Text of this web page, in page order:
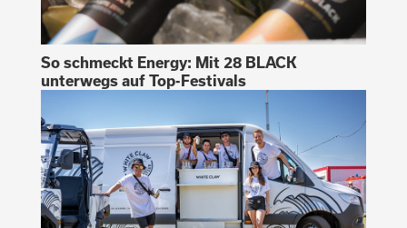
So schmeckt Energy: Mit 28 BLACK
unterwegs auf Top-Festivals